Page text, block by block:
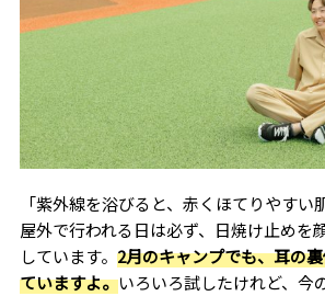
「紫外線を浴びると、赤くほてりやすい
屋外で行われる日は必ず、日焼け止めを
しています。 2月のキャンプでも、耳の
ていますよ。いろいろ試したけれど、今